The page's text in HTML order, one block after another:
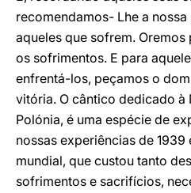
recomendamos- Lhe a
aqueles que sofrem. Oremos
os sofrimentos. E para
enfrentá-los, peçamos o
vitória. O cântico dedicado à
Polónia, é uma espécie de
nossas experiências de 1939
mundial, que custou tanto
sofrimentos e sacrifícios,